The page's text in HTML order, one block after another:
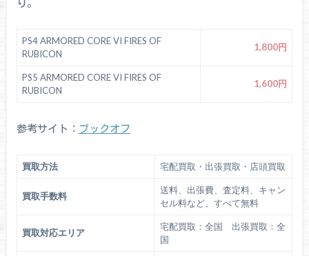
り。
PS4 ARMORED CORE VI FIRES OF
RUBICON
1,800円
PS5 ARMORED CORE VI FIRES OF
RUBICON
1,600円
参考サイト： ブックオフ
買取方法 宅配買取・出張買取・店頭買取
買取手数料
送料、出張費、査定料、キャン
セル料など、すべて無料
買取対応エリア
宅配買取：全国 出張買取：全
国